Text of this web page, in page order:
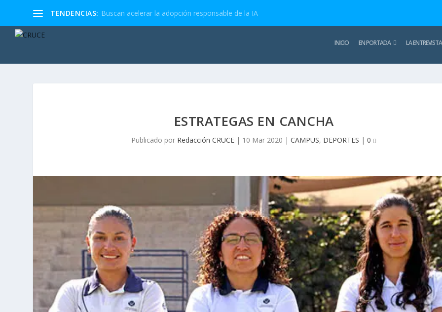
TENDENCIAS: Buscan acelerar la adopción responsable de la IA
INICIO EN PORTADA LA ENTREVISTA
ESTRATEGAS EN CANCHA
Publicado por Redacción CRUCE | 10 Mar 2020 |CAMPUS, DEPORTES |0